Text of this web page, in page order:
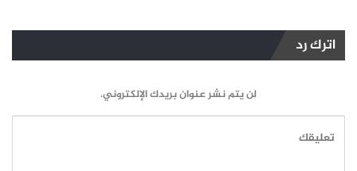
اترك رد
لن يتم نشر عنوان بريدك الإلكتروني.